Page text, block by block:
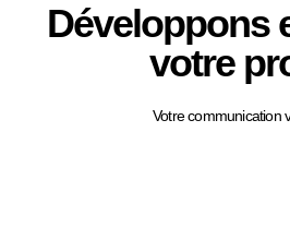
Développons
votre
Votre communication